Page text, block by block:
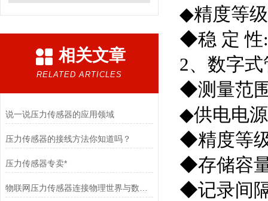
相关文章
RELATED ARTICLES
说一说压力传感器的应用领域
压力传感器的接线方法你知道吗？
压力传感器专卖*
◆精度等
◆稳 定 性:
2、数字
◆测量范
◆供电电
◆精度等
◆存储容
◆记录间